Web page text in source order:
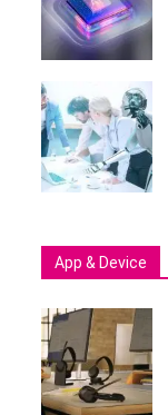
App & Device